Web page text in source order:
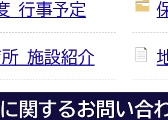
行事予定
施設紹介
関するお問い合